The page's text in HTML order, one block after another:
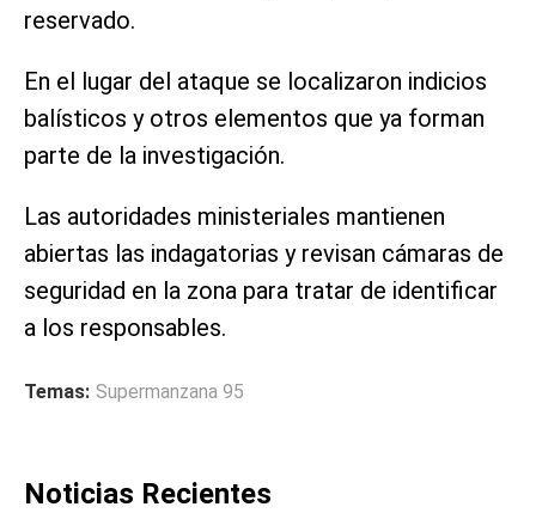
reservado.
En el lugar del ataque se localizaron indicios
balísticos y otros elementos que ya forman
parte de la investigación.
Las autoridades ministeriales mantienen
abiertas las indagatorias y revisan cámaras de
seguridad en la zona para tratar de identificar
a los responsables.
Temas: Supermanzana 95
Noticias Recientes